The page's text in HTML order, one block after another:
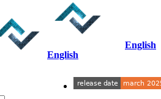
English
English